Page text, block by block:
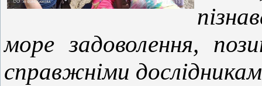
море задоволення,
справжніми